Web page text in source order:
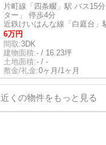
片町線「四条畷」駅 バス15
ター」 停歩4分
近鉄けいはんな線「白庭台」
6万円
間取:3DK
建物面積:- / 16.23坪
土地面積:- / -
敷金/礼金:0ヶ月/1ヶ月
近くの物件をもっと見る